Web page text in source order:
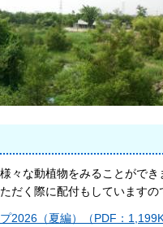
々な動植物をみることがで
だく際に配付もしています
2026（夏編）（PDF：